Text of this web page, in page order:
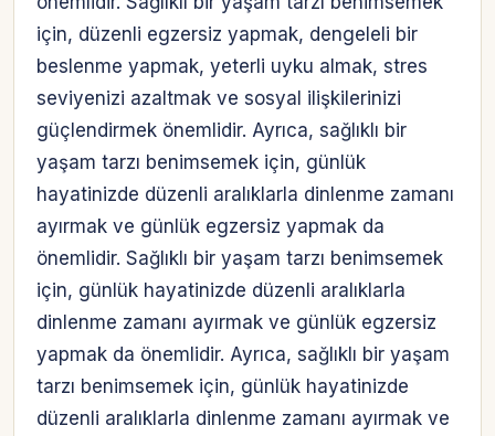
için, düzenli egzersiz yapmak, dengeleli bir
beslenme yapmak, yeterli uyku almak, stres
seviyenizi azaltmak ve sosyal ilişkilerinizi
güçlendirmek önemlidir. Ayrıca, sağlıklı bir
yaşam tarzı benimsemek için, günlük
hayatinizde düzenli aralıklarla dinlenme zamanı
ayırmak ve günlük egzersiz yapmak da
önemlidir. Sağlıklı bir yaşam tarzı benimsemek
için, günlük hayatinizde düzenli aralıklarla
dinlenme zamanı ayırmak ve günlük egzersiz
yapmak da önemlidir. Ayrıca, sağlıklı bir yaşam
tarzı benimsemek için, günlük hayatinizde
düzenli aralıklarla dinlenme zamanı ayırmak ve